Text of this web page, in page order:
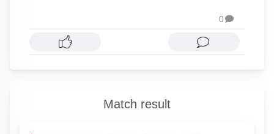
0
Match result